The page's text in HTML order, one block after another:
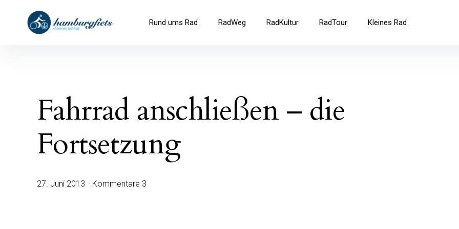
überspringenhamburgfiets – Abenteuer mit Rad
Rund ums Rad RadWeg RadKultur RadTour Kleines Rad
Fahrrad anschließen – die
Fortsetzung
27. Juni 2013 Kommentare 3